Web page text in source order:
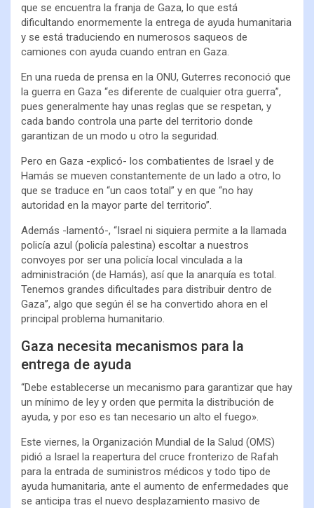
que se encuentra la franja de Gaza, lo que está
dificultando enormemente la entrega de ayuda humanitaria
y se está traduciendo en numerosos saqueos de
camiones con ayuda cuando entran en Gaza.
En una rueda de prensa en la ONU, Guterres reconoció que
la guerra en Gaza “es diferente de cualquier otra guerra”,
pues generalmente hay unas reglas que se respetan, y
cada bando controla una parte del territorio donde
garantizan de un modo u otro la seguridad.
Pero en Gaza -explicó- los combatientes de Israel y de
Hamás se mueven constantemente de un lado a otro, lo
que se traduce en “un caos total” y en que “no hay
autoridad en la mayor parte del territorio”.
Además -lamentó-, “Israel ni siquiera permite a la llamada
policía azul (policía palestina) escoltar a nuestros
convoyes por ser una policía local vinculada a la
administración (de Hamás), así que la anarquía es total.
Tenemos grandes dificultades para distribuir dentro de
Gaza”, algo que según él se ha convertido ahora en el
principal problema humanitario.
Gaza necesita mecanismos para la
entrega de ayuda
“Debe establecerse un mecanismo para garantizar que hay
un mínimo de ley y orden que permita la distribución de
ayuda, y por eso es tan necesario un alto el fuego».
Este viernes, la Organización Mundial de la Salud (OMS)
pidió a Israel la reapertura del cruce fronterizo de Rafah
para la entrada de suministros médicos y todo tipo de
ayuda humanitaria, ante el aumento de enfermedades que
se anticipa tras el nuevo desplazamiento masivo de